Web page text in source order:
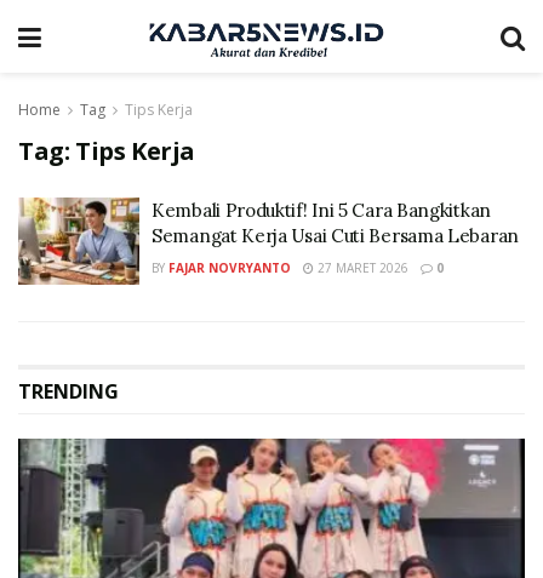
Home Tag Tips Kerja
Tag: Tips Kerja
Kembali Produktif! Ini 5 Cara Bangkitkan
Semangat Kerja Usai Cuti Bersama Lebaran
BY FAJAR NOVRYANTO 27 MARET 2026 0
TRENDING